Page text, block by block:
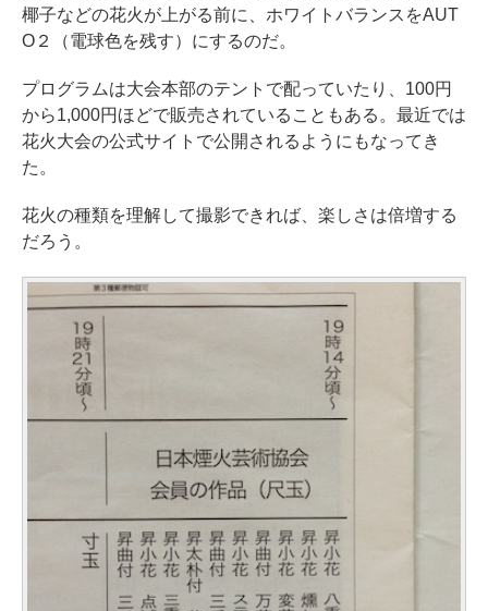
椰子などの花火が上がる前に、ホワイトバランスをAUT
O２（電球色を残す）にするのだ。
プログラムは大会本部のテントで配っていたり、100円
から1,000円ほどで販売されていることもある。最近では
花火大会の公式サイトで公開されるようにもなってき
た。
花火の種類を理解して撮影できれば、楽しさは倍増する
だろう。